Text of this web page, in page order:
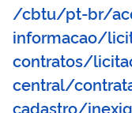
/cbtu/pt-br/
informacao/
contratos/
central/
cadastro/